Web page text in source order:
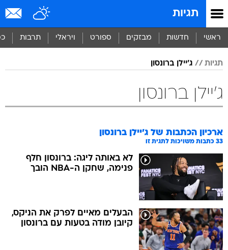
תגיות
ראשי חדשות מבזקים ספורט ויראלי תרבות
תגיות ג'יילן ברונסון
ג'יילן ברונסון
ארכיון הכתבות של ג'יילן ברונסון
33 כתבות משויכות לתגית זו
לא באותה ליגה: ברונסון חלף
פנימה, שחקן ה-NBA הובך
הבעלים מאיים לפרק את הניקס,
קיובן מודה בטעות עם ברונסון